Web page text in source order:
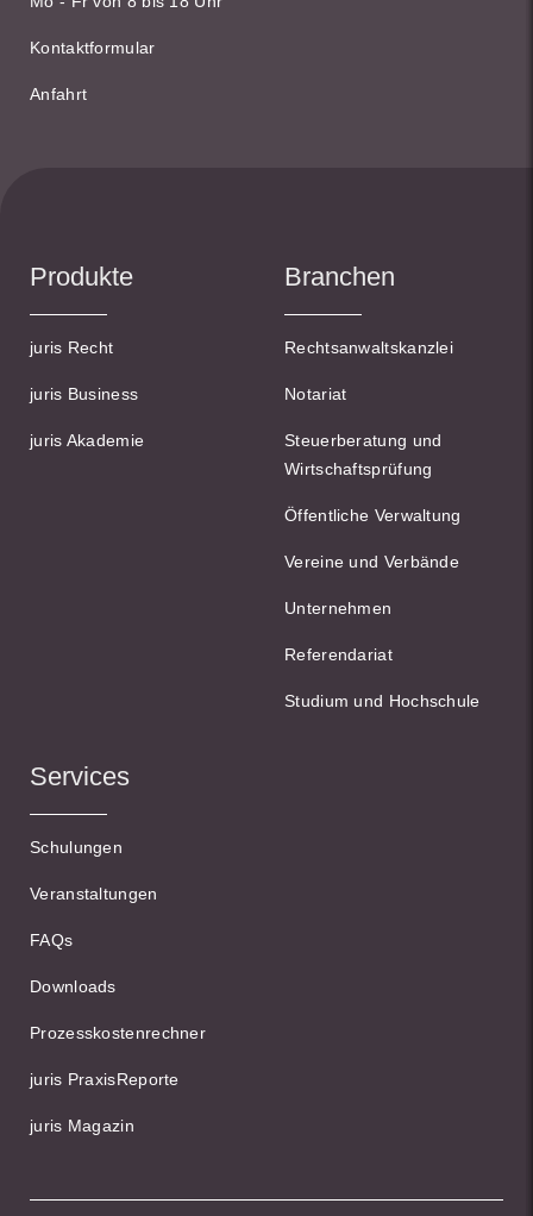
Kontaktformular
Anfahrt
Produkte
juris Recht
juris Business
juris Akademie
Branchen
Rechtsanwaltskanzlei
Notariat
Steuerberatung und
Wirtschaftsprüfung
Öffentliche Verwaltung
Vereine und Verbände
Unternehmen
Referendariat
Studium und Hochschule
Services
Schulungen
Veranstaltungen
FAQs
Downloads
Prozesskostenrechner
juris PraxisReporte
juris Magazin